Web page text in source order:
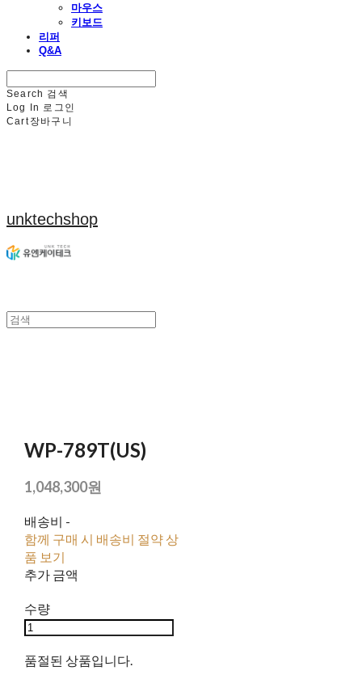
마우스
키보드
리퍼
Q&A
Search 검색
Log In 로그인
Cart장바구니
unktechshop
WP-789T(US)
1,048,300원
배송비 -
함께 구매 시 배송비 절약 상
품 보기
추가 금액
수량
품절된 상품입니다.